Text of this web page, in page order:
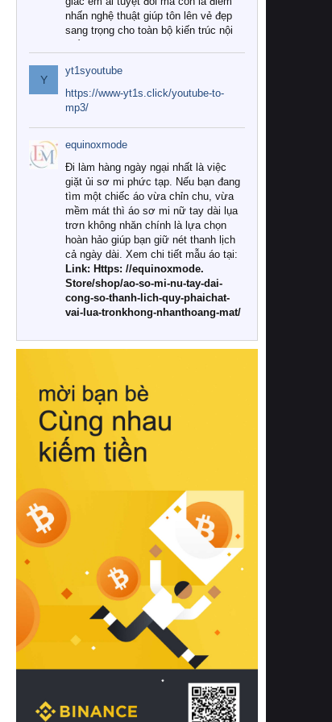
nhấn nghệ thuật giúp tôn lên vẻ đẹp
sang trọng cho toàn bộ kiến trúc nội
Tuy nhiên, giữa thị trường đa dạng
với vô vàn thương hiệu và mẫu mã
như hiện nay, làm thế nào để chọn
được những bộ chăn ga gối đệm cao
cấp thực sự chất lượng, phù hợp với
khí hậu và nhu cầu sử dụng của gia
đình? Hãy cùng chúng tôi đi tìm lời
giải đáp chi tiết qua bài viết dưới đây.
1. Tại sao các gia đình hiện đại lại ưa
chuộng chăn ga gối đệm cao cấp?
Khác với các dòng sản phẩm thông
thường, những bộ chăn ga gối đệm
cao cấp trải qua quy trình sản xuất
nghiêm ngặt từ khâu chọn lọc nguyên
liệu tự nhiên đến công nghệ dệt
nhuộm hiện đại không chứa hóa chất
này, bạn sẽ cảm nhận rõ rệt sự khác
hồi chuẩn xác của phần đệm nâng đỡ
cột sống.
Bên cạnh đó, việc lựa chọn các dòng
sản phẩm đạt chuẩn chất lượng quốc
tế còn giúp ngăn ngừa tình trạng kích
khuẩn và nấm mốc trong điều kiện
thời tiết nóng ẩm. Bạn có thể tìm hiểu
thêm các nghiên cứu khoa học về tác
động của giấc ngủ và môi trường
phòng ngủ đối với sức khỏe con
người tại Sleep Foundation (External
Link) để có cái nhìn toàn diện hơn.
2. Các tiêu chí vàng khi lựa chọn
chăn ga gối đệm cao cấp cho phòng
ngủ
Để sở hữu một bộ chăn ga gối đệm
cao cấp hoàn hảo cả về thẩm mỹ lẫn
công năng, người tiêu dùng cần cân
nhắc kỹ lưỡng các tiêu chí quan trọng
Y
yt1syoutube
https://www-yt1s.click/youtube-to-
mp3/
equinoxmode
Đi làm hàng ngày ngại nhất là việc
giặt ủi sơ mi phức tạp. Nếu bạn đang
tìm một chiếc áo vừa chỉn chu, vừa
mềm mát thì áo sơ mi nữ tay dài lụa
trơn không nhăn chính là lựa chọn
hoàn hảo giúp bạn giữ nét thanh lịch
cả ngày dài. Xem chi tiết mẫu áo tại:
Link: Https: //equinoxmode.
Store/shop/ao-so-mi-nu-tay-dai-
cong-so-thanh-lich-quy-phaichat-
vai-lua-tronkhong-nhanthoang-mat/